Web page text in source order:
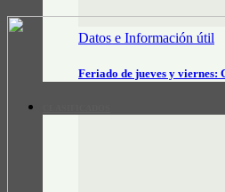
Datos e Información útil
Feriado de jueves y viernes: